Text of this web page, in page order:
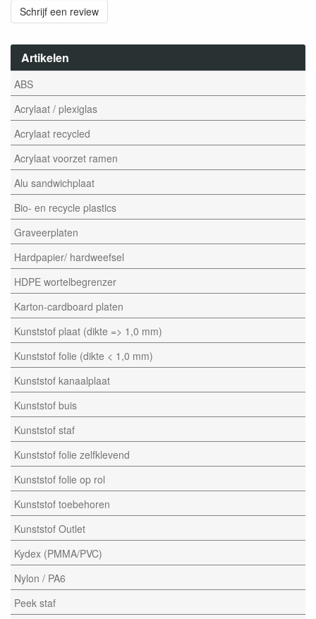
Artikelen
ABS
Acrylaat / plexiglas
Acrylaat recycled
Acrylaat voorzet ramen
Alu sandwichplaat
Bio- en recycle plastics
Graveerplaten
Hardpapier/ hardweefsel
HDPE wortelbegrenzer
Karton-cardboard platen
Kunststof plaat (dikte => 1,0 mm)
Kunststof folie (dikte < 1,0 mm)
Kunststof kanaalplaat
Kunststof buis
Kunststof staf
Kunststof folie zelfklevend
Kunststof folie op rol
Kunststof toebehoren
Kunststof Outlet
Kydex (PMMA/PVC)
Nylon / PA6
Peek staf
Schrijf een review